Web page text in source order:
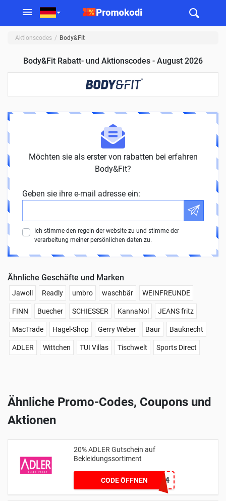
Aktionscodes Body&Fit
Body&Fit Rabatt- und Aktionscodes - August 2026
Möchten sie als erster von rabatten bei erfahren
Body&Fit?
Geben sie ihre e-mail adresse ein:
Ich stimme den regeln der website zu und stimme der
verarbeitung meiner persönlichen daten zu.
Ähnliche Geschäfte und Marken
Jawoll Readly umbro waschbär WEINFREUNDE
FINN Buecher SCHIESSER KannaNol JEANS fritz
MacTrade Hagel-Shop Gerry Weber Baur Bauknecht
ADLER Wittchen TUI Villas Tischwelt Sports Direct
Ähnliche Promo-Codes, Coupons und
Aktionen
20% ADLER Gutschein auf
Bekleidungssortiment
CODE ÖFFNENA2124